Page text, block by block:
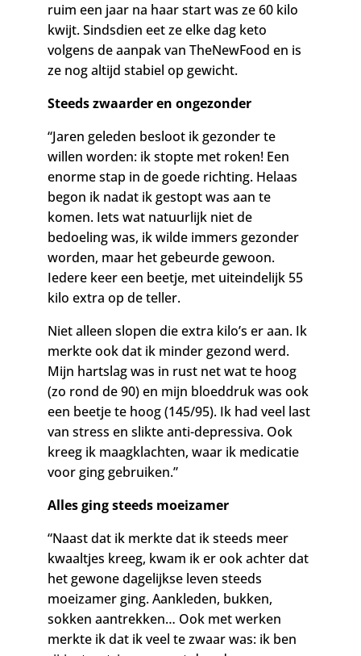
ruim een jaar na haar start was ze 60 kilo
kwijt. Sindsdien eet ze elke dag keto
volgens de aanpak van TheNewFood en is
ze nog altijd stabiel op gewicht.
Steeds zwaarder en ongezonder
“Jaren geleden besloot ik gezonder te
willen worden: ik stopte met roken! Een
enorme stap in de goede richting. Helaas
begon ik nadat ik gestopt was aan te
komen. Iets wat natuurlijk niet de
bedoeling was, ik wilde immers gezonder
worden, maar het gebeurde gewoon.
Iedere keer een beetje, met uiteindelijk 55
kilo extra op de teller.
Niet alleen slopen die extra kilo’s er aan. Ik
merkte ook dat ik minder gezond werd.
Mijn hartslag was in rust net wat te hoog
(zo rond de 90) en mijn bloeddruk was ook
een beetje te hoog (145/95). Ik had veel last
van stress en slikte anti-depressiva. Ook
kreeg ik maagklachten, waar ik medicatie
voor ging gebruiken.”
Alles ging steeds moeizamer
“Naast dat ik merkte dat ik steeds meer
kwaaltjes kreeg, kwam ik er ook achter dat
het gewone dagelijkse leven steeds
moeizamer ging. Aankleden, bukken,
sokken aantrekken… Ook met werken
merkte ik dat ik veel te zwaar was: ik ben